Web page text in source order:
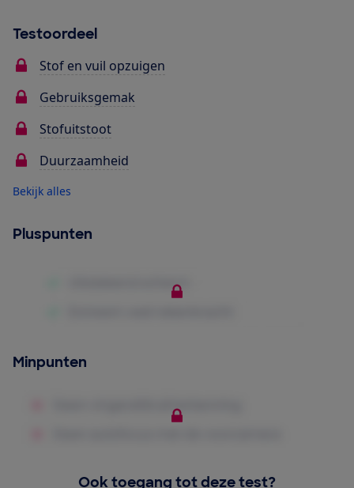
Testoordeel
Stof en vuil opzuigen
Gebruiksgemak
Stofuitstoot
Duurzaamheid
Bekijk alles
Pluspunten
Minpunten
Ook toegang tot deze test?